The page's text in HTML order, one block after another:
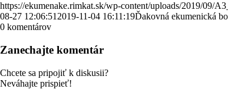
https://ekumenake.rimkat.sk/wp-content/uploads/2019/09/
08-27 12:06:51 2019-11-04 16:11:19Ďakovná ekumenická
0 komentárov
Zanechajte komentár
Chcete sa pripojiť k diskusii?
Neváhajte prispieť!